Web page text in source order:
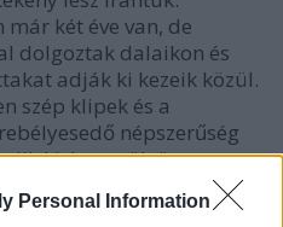
Personal Information
két éve van, de
dolgoztak dalaikon és
adják ki kezeik közül.
szép klipek és a
népszerűség
kislemezük üzenete,
címmel jelent meg
A titok talán – az